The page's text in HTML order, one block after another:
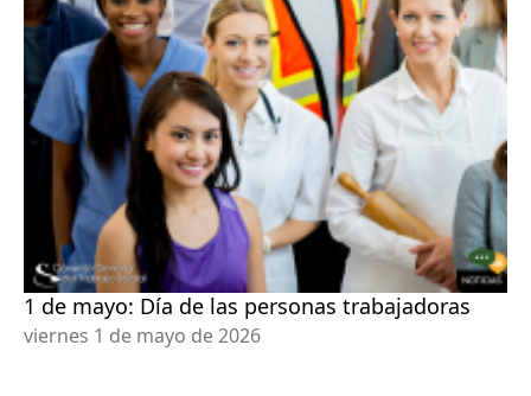
1 de mayo: Día de las personas trabajadoras
viernes 1 de mayo de 2026